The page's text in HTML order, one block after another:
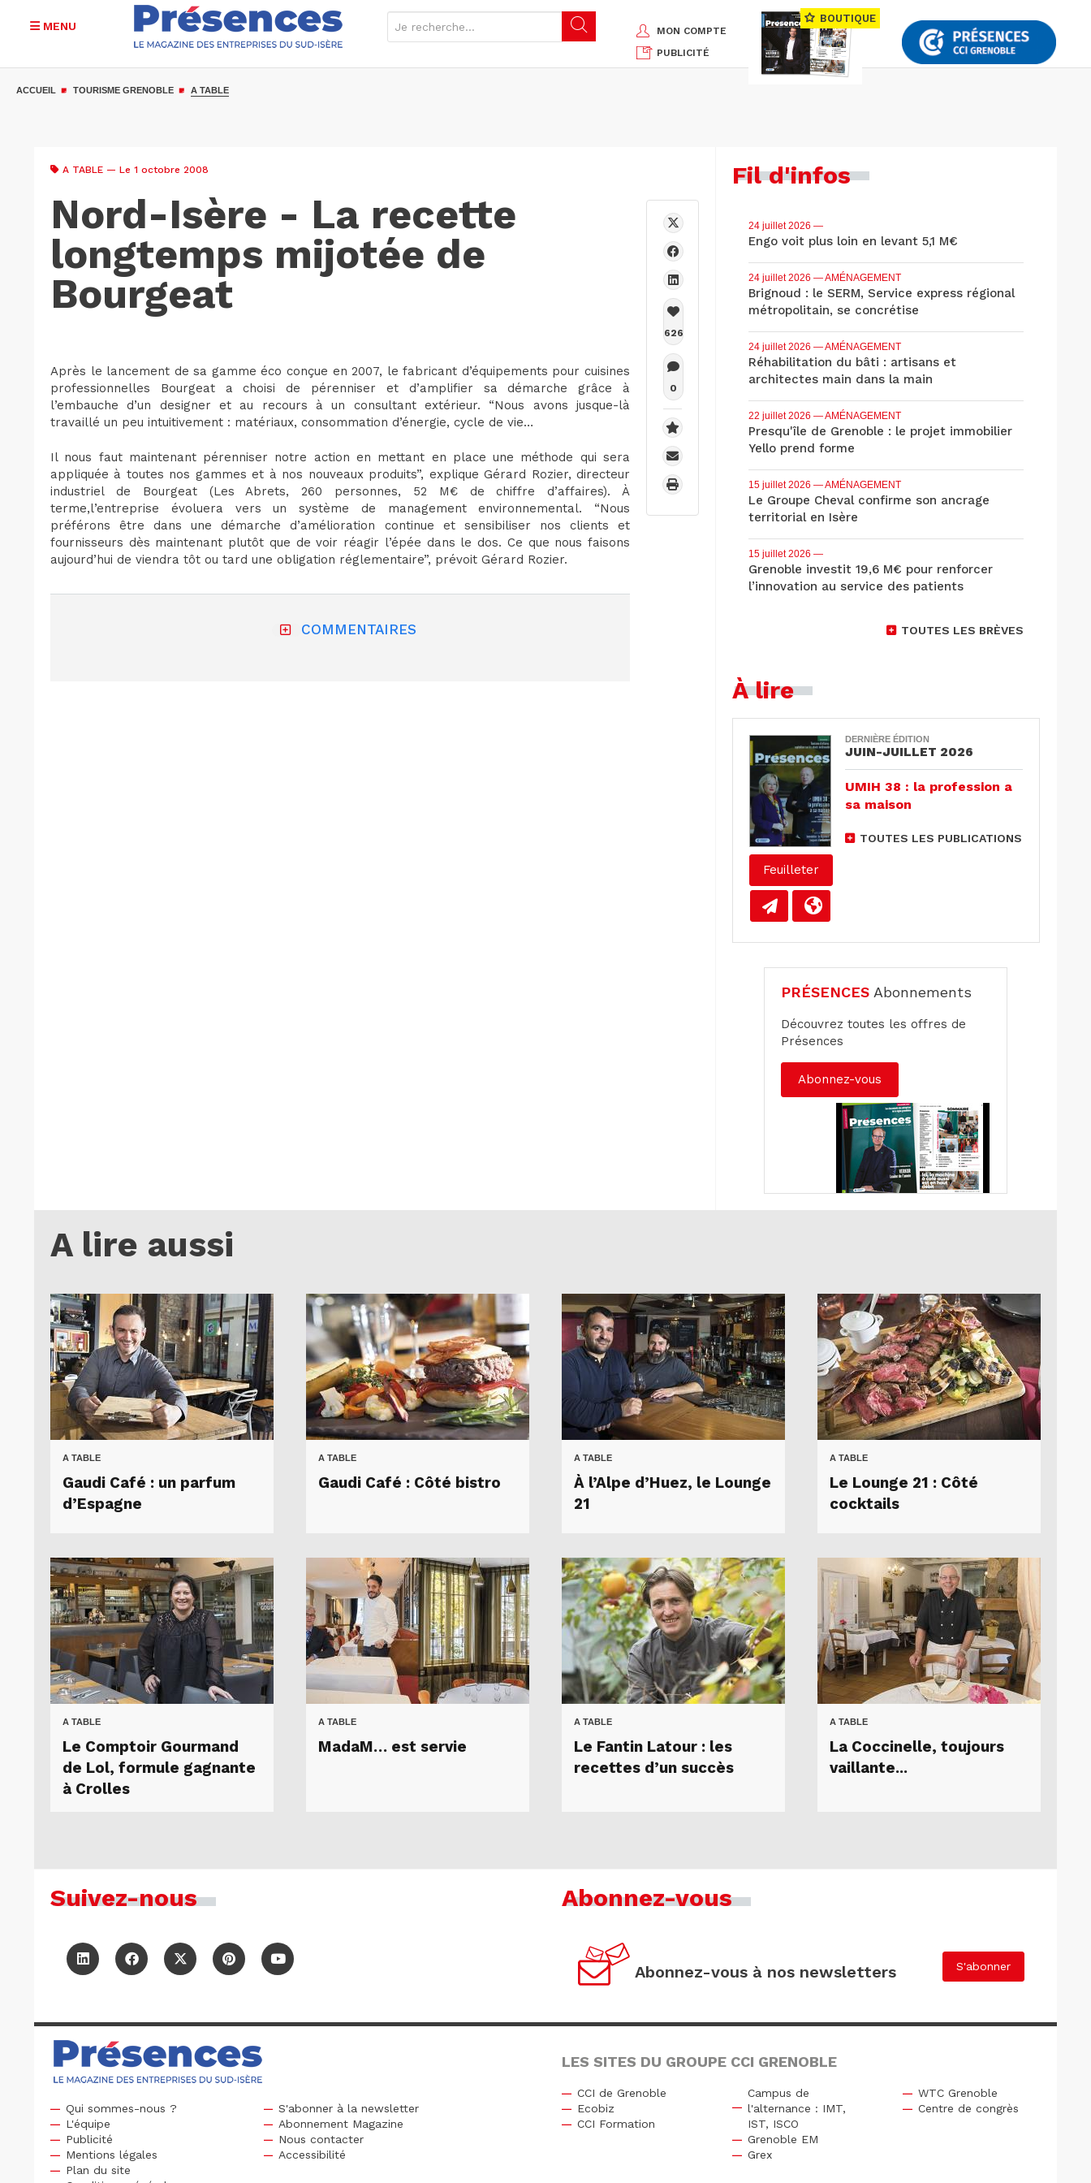
MENU
MON COMPTE
PUBLICITÉ
BOUTIQUE
ACCUEIL TOURISME GRENOBLE A TABLE
A TABLE — Le 1 octobre 2008
Nord-Isère - La recette
longtemps mijotée de
Bourgeat
Après le lancement de sa gamme éco conçue en 2007, le fabricant d’équipements pour cuisines
professionnelles Bourgeat a choisi de pérenniser et d’amplifier sa démarche grâce à
l’embauche d’un designer et au recours à un consultant extérieur. “Nous avons jusque-là
travaillé un peu intuitivement : matériaux, consommation d’énergie, cycle de vie…
Il nous faut maintenant pérenniser notre action en mettant en place une méthode qui sera
appliquée à toutes nos gammes et à nos nouveaux produits”, explique Gérard Rozier, directeur
industriel de Bourgeat (Les Abrets, 260 personnes, 52 M€ de chiffre d’affaires). À
terme,l’entreprise évoluera vers un système de management environnemental. “Nous
préférons être dans une démarche d’amélioration continue et sensibiliser nos clients et
fournisseurs dès maintenant plutôt que de voir réagir l’épée dans le dos. Ce que nous faisons
aujourd’hui de viendra tôt ou tard une obligation réglementaire”, prévoit Gérard Rozier.
COMMENTAIRES
626
0
Fil d'infos
24 juillet 2026 —
Engo voit plus loin en levant 5,1 M€
24 juillet 2026 — AMÉNAGEMENT
Brignoud : le SERM, Service express régional
métropolitain, se concrétise
24 juillet 2026 — AMÉNAGEMENT
Réhabilitation du bâti : artisans et
architectes main dans la main
22 juillet 2026 — AMÉNAGEMENT
Presqu'île de Grenoble : le projet immobilier
Yello prend forme
15 juillet 2026 — AMÉNAGEMENT
Le Groupe Cheval confirme son ancrage
territorial en Isère
15 juillet 2026 —
Grenoble investit 19,6 M€ pour renforcer
l’innovation au service des patients
TOUTES LES BRÈVES
À lire
Feuilleter
DERNIÈRE ÉDITION
JUIN-JUILLET 2026
UMIH 38 : la profession a
sa maison
TOUTES LES PUBLICATIONS
PRÉSENCES Abonnements
Découvrez toutes les offres de
Présences
Abonnez-vous
A lire aussi
A TABLE
Gaudi Café : un parfum
d’Espagne
A TABLE
Gaudi Café : Côté bistro
A TABLE
À l’Alpe d’Huez, le Lounge
21
A TABLE
Le Lounge 21 : Côté
cocktails
A TABLE
Le Comptoir Gourmand
de Lol, formule gagnante
à Crolles
A TABLE
MadaM… est servie
A TABLE
Le Fantin Latour : les
recettes d’un succès
A TABLE
La Coccinelle, toujours
vaillante...
Suivez-nous Abonnez-vous
Abonnez-vous à nos newsletters S'abonner
Qui sommes-nous ?
L'équipe
Publicité
S'abonner à la newsletter
Abonnement Magazine
Nous contacter
Mentions légales
Plan du site
Accessibilité
LES SITES DU GROUPE CCI GRENOBLE
CCI de Grenoble
Ecobiz
CCI Formation
Campus de
l'alternance : IMT,
IST, ISCO
Grenoble EM
Grex
WTC Grenoble
Centre de congrès